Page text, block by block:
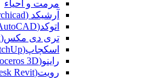
مرمت و احیاء
آرشیکد (Archicad)
اتوکد(AutoCAD)
تری دی مکس(Autodesk 3ds Max)
اسکچاپ(SketchUp)
راینو(Rhinoceros 3D)
رویت(Autodesk Revit)